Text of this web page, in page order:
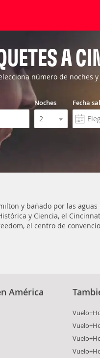
A
número de noches
Noches Fecha
y bañado por las
y Ciencia, el
el centro de
América